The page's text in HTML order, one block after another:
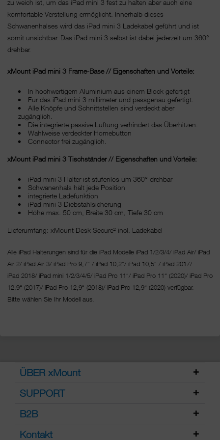
zu weich ist, um das iPad mini 3 fest zu halten aber auch eine
komfortable Verstellung ermöglicht. Innerhalb dieses
Schwanenhalses wird das iPad mini 3 Ladekabel geführt und ist
somit unsichtbar. Das iPad mini 3 selbst ist dabei jederzeit um 360°
drehbar.
xMount iPad mini 3 Frame-Base // Eigenschaften und Vorteile:
In hochwertigem Aluminium aus einem Block gefertigt
Für das iPad mini 3 millimeter und passgenau gefertigt.
Alle Knöpfe und Schnittstellen sind verdeckt aber
zugänglich.
Die integrierte passive Lüftung verhindert das Überhitzen.
Wahlweise verdeckter Homebutton
Connector frei zugänglich.
xMount iPad mini 3 Tischständer // Eigenschaften und Vorteile:
iPad mini 3 Halter ist stufenlos um 360° drehbar
Schwanenhals hält jede Position
integrierte Ladefunktion
iPad mini 3 Diebstahlsicherung
Höhe max. 50 cm, Breite 30 cm, Tiefe 30 cm
Lieferumfang: xMount Desk Secure² incl. Ladekabel
Alle iPad Halterungen sind für die iPad Modelle iPad 1/2/3/4/ iPad Air/ iPad
Air 2/ iPad Air 3/ iPad Pro 9,7“ / iPad 10,2“/ iPad 10,5“ / iPad 2017/
iPad 2018/ iPad mini 1/2/3/4/5/ iPad Pro 11“/ iPad Pro 11“ (2020)/ iPad Pro
12,9“ (2017)/ iPad Pro 12,9“ (2018)/ iPad Pro 12,9“ (2020) verfügbar.
Bitte wählen Sie Ihr Modell aus.
ÜBER xMount
SUPPORT
B2B
Kontakt